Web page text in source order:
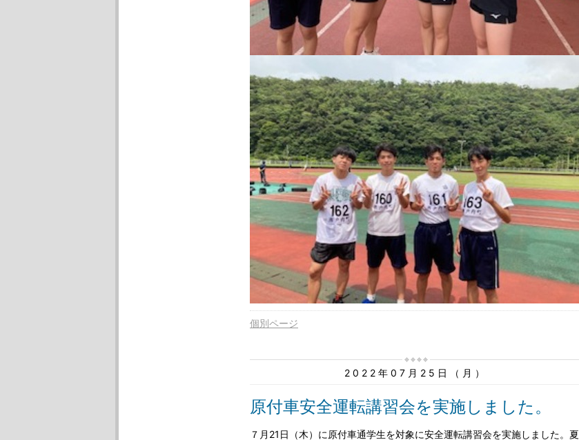
個別ページ
2022年07月25日（月）
原付車安全運転講習会を実施しました。
７月21日（木）に原付車通学生を対象に安全運転講習会を実施しました。夏